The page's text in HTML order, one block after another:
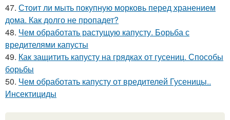
47. Стоит ли мыть покупную морковь перед хранением
дома. Как долго не пропадет?
48. Чем обработать растущую капусту. Борьба с
вредителями капусты
49. Как защитить капусту на грядках от гусениц. Способы
борьбы
50. Чем обработать капусту от вредителей Гусеницы..
Инсектициды